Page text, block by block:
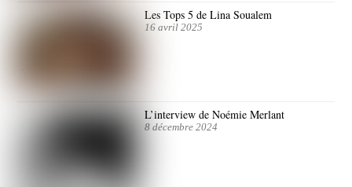
Les Tops 5 de Lina Soualem
16 avril 2025
L’interview de Noémie Merlant
8 décembre 2024